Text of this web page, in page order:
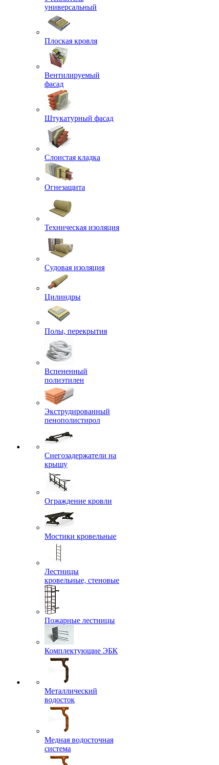
универсальный
Плоская кровля
Вентилируемый
фасад
Штукатурный фасад
Слоистая кладка
Огнезащита
Техническая изоляция
Судовая изоляция
Цилиндры
Полы, перекрытия
Вспененный
полиэтилен
Экструдированный
пенополистирол
Снегозадержатели на
крышу
Ограждение кровли
Мостики кровельные
Лестницы
кровельные, стеновые
Пожарные лестницы
Комплектующие ЭБК
Металлический
водосток
Медная водосточная
система